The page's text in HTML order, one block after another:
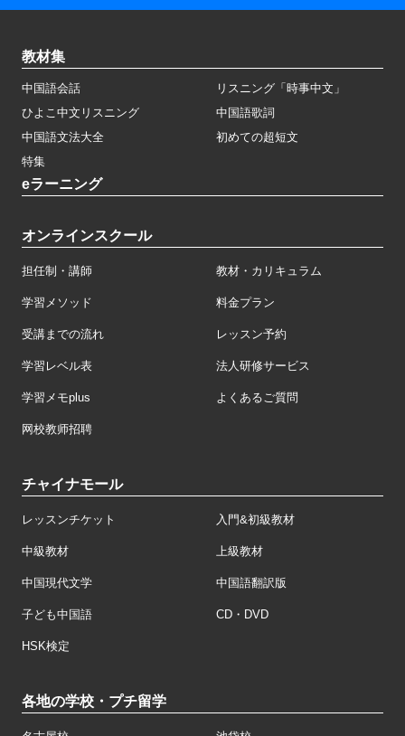
教材集
中国語会話
リスニング「時事中文」
ひよこ中文リスニング
中国語歌詞
中国語文法大全
初めての超短文
特集
eラーニング
オンラインスクール
担任制・講師 教材・カリキュラム
学習メソッド 料金プラン
受講までの流れ レッスン予約
学習レベル表 法人研修サービス
学習メモplus よくあるご質問
网校教师招聘
チャイナモール
レッスンチケット 入門&初級教材
中級教材 上級教材
中国現代文学 中国語翻訳版
子ども中国語 CD・DVD
HSK検定
各地の学校・プチ留学